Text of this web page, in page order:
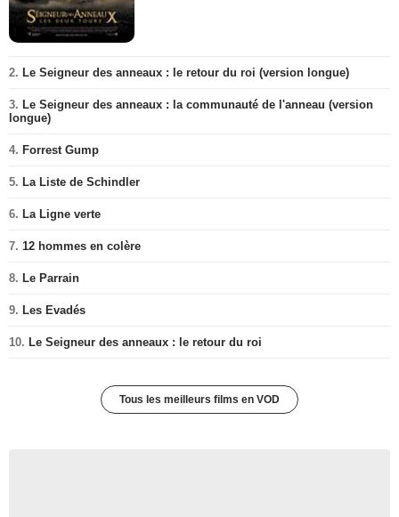
2. Le Seigneur des anneaux : le retour du roi (version longue)
3. Le Seigneur des anneaux : la communauté de l'anneau (version
longue)
4. Forrest Gump
5. La Liste de Schindler
6. La Ligne verte
7. 12 hommes en colère
8. Le Parrain
9. Les Evadés
10. Le Seigneur des anneaux : le retour du roi
Tous les meilleurs films en VOD